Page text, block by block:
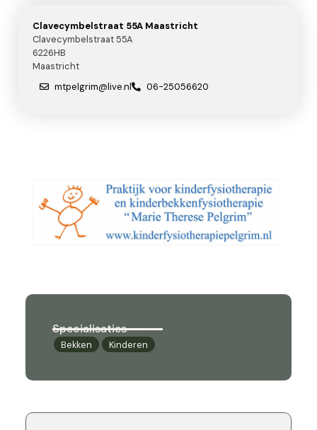
Clavecymbelstraat 55A Maastricht
Clavecymbelstraat 55A
6226HB
Maastricht
mtpelgrim@live.nl
06-25056620
Specialisaties
Bekken Kinderen